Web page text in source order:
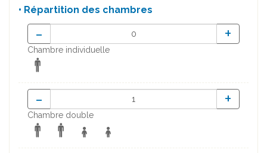
• Répartition des chambres
- +
Chambre individuelle
- +
Chambre double